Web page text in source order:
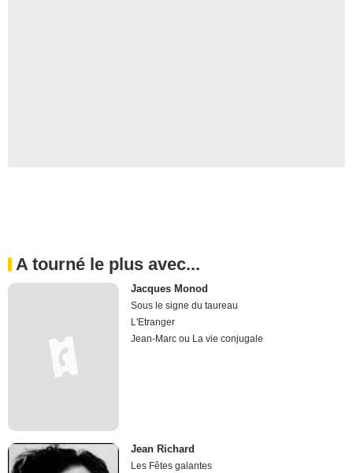
A tourné le plus avec...
Jacques Monod
Sous le signe du taureau
L'Etranger
Jean-Marc ou La vie conjugale
Jean Richard
Les Fêtes galantes